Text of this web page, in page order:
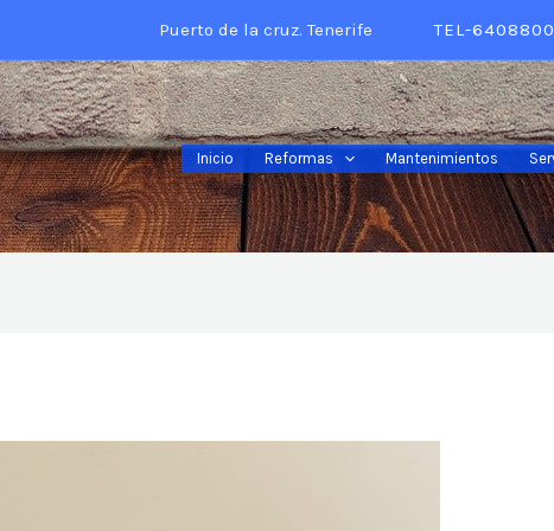
Puerto de la cruz. Tenerife TEL-
Inicio Reformas Mantenimientos